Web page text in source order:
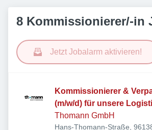
8 Kommissionierer/-in
Jetzt Jobalarm aktivieren!
Kommissionierer &
(m/w/d) für unsere
Thomann GmbH
Hans-Thomann-Straße,